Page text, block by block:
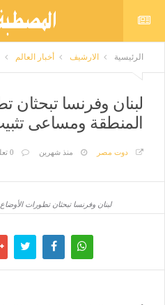
الرئيسية الارشيف أخبار العالم
لبنان وفرنسا تبحثان
المنطقة ومساعى
دوت مصر منذ شهرين 0 تعليق
لبنان وفرنسا تبحثان تطورات